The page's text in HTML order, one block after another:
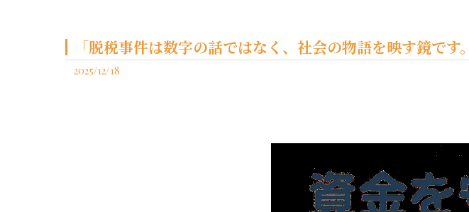
「脱税事件は数字の話ではなく、社会の物語を映す鏡です。
2025/12/18